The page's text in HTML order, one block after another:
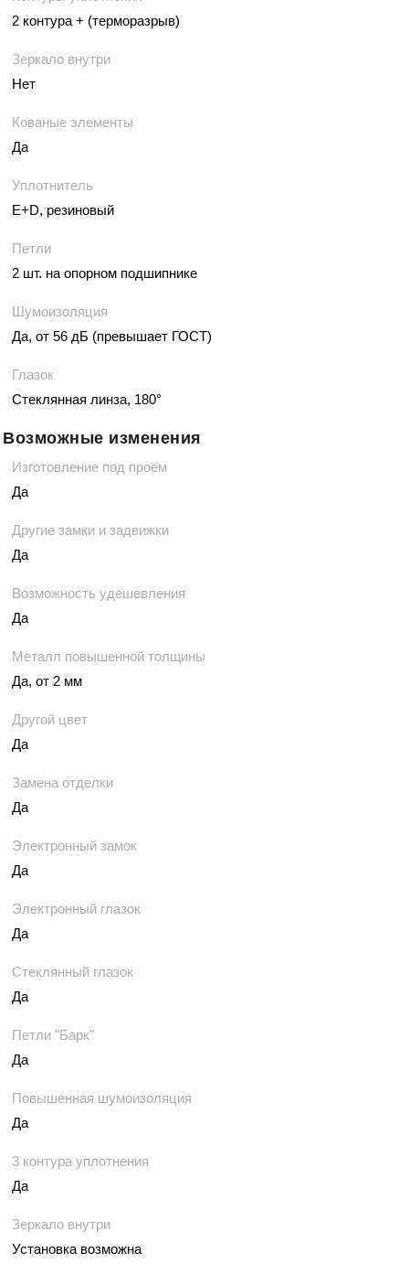
2 контура + (терморазрыв)
Зеркало внутри
Нет
Кованые элементы
Да
Уплотнитель
E+D, резиновый
Петли
2 шт. на опорном подшипнике
Шумоизоляция
Да, от 56 дБ (превышает ГОСТ)
Глазок
Стеклянная линза, 180°
Возможные изменения
Изготовление под проём
Да
Другие замки и задвижки
Да
Возможность удешевления
Да
Металл повышенной толщины
Да, от 2 мм
Другой цвет
Да
Замена отделки
Да
Электронный замок
Да
Электронный глазок
Да
Стеклянный глазок
Да
Петли "Барк"
Да
Повышенная шумоизоляция
Да
3 контура уплотнения
Да
Зеркало внутри
Установка возможна